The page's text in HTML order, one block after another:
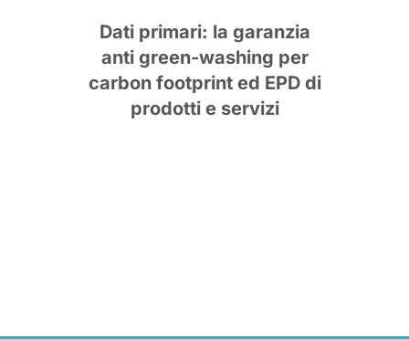
Dati primari: la garanzia
anti green-washing per
carbon footprint ed EPD di
prodotti e servizi